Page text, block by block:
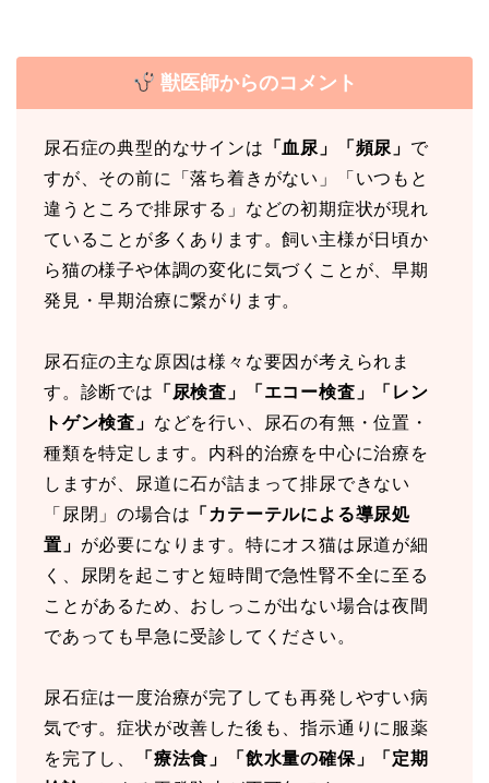
獣医師からのコメント
尿石症の典型的なサインは 「血尿」「頻尿」 で
すが、その前に「落ち着きがない」「いつもと
違うところで排尿する」などの初期症状が現れ
ていることが多くあります。飼い主様が日頃か
ら猫の様子や体調の変化に気づくことが、早期
発見・早期治療に繋がります。
尿石症の主な原因は様々な要因が考えられま
す。診断では
「尿検査」「エコー検査」「レン
トゲン検査」 などを行い、尿石の有無・位置・
種類を特定します。内科的治療を中心に治療を
しますが、尿道に石が詰まって排尿できない
「尿閉」の場合は 「カテーテルによる導尿処
置」 が必要になります。特にオス猫は尿道が細
く、尿閉を起こすと短時間で急性腎不全に至る
ことがあるため、おしっこが出ない場合は夜間
であっても早急に受診してください。
尿石症は一度治療が完了しても再発しやすい病
気です。症状が改善した後も、指示通りに服薬
を完了し、
「療法食」「飲水量の確保」「定期